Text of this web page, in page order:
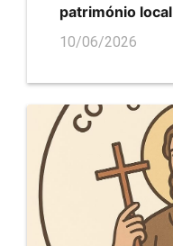
património local
10/06/2026